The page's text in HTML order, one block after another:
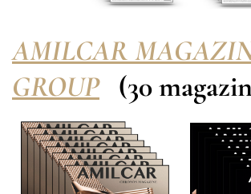
AMILCAR
GROUP (30